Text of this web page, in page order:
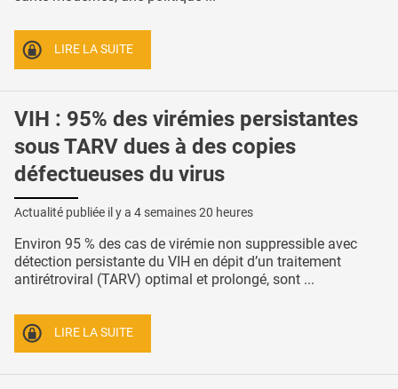
LIRE LA SUITE
VIH : 95% des virémies persistantes
sous TARV dues à des copies
défectueuses du virus
Actualité publiée il y a 4 semaines 20 heures
Environ 95 % des cas de virémie non suppressible avec
détection persistante du VIH en dépit d’un traitement
antirétroviral (TARV) optimal et prolongé, sont ...
LIRE LA SUITE